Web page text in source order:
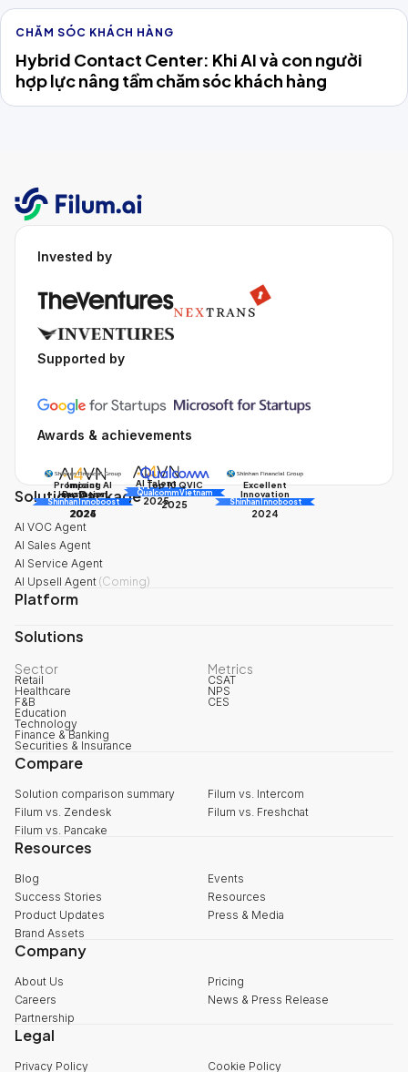
CHĂM SÓC KHÁCH HÀNG
Hybrid Contact Center: Khi AI và con người
hợp lực nâng tầm chăm sóc khách hàng
Invested by
Supported by
Awards & achievements
Promising AI
Business
AI Awards
2025
AI Talent
AI Awards
2025
Excellent
Innovation
Shinhan Innoboost
2024
Impact
Innovation
Shinhan Innoboost
2024
Top 10 QVIC
Qualcomm Vietnam
2025
Solution Package
AI VOC Agent
AI Sales Agent
AI Service Agent
AI Upsell Agent (Coming)
Platform
Solutions
Sector
Retail
Healthcare
F&B
Education
Technology
Finance & Banking
Securities & Insurance
Metrics
CSAT
NPS
CES
Compare
Solution comparison summary
Filum vs. Intercom
Filum vs. Zendesk
Filum vs. Freshchat
Filum vs. Pancake
Resources
Blog
Events
Success Stories
Resources
Product Updates
Press & Media
Brand Assets
Company
About Us
Pricing
Careers
News & Press Release
Partnership
Legal
Privacy Policy Cookie Policy